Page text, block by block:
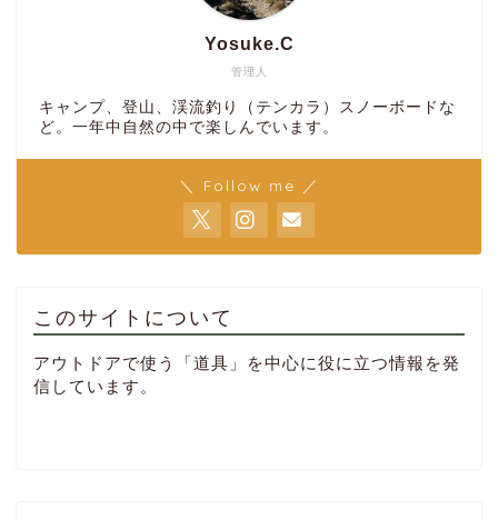
管理人
Yosuke.C
キャンプ、登山、渓流釣り（テンカラ）スノーボードな
ど。一年中自然の中で楽しんでいます。
＼ Follow me ／
このサイトについて
アウトドアで使う「道具」を中心に役に立つ情報を発
信しています。